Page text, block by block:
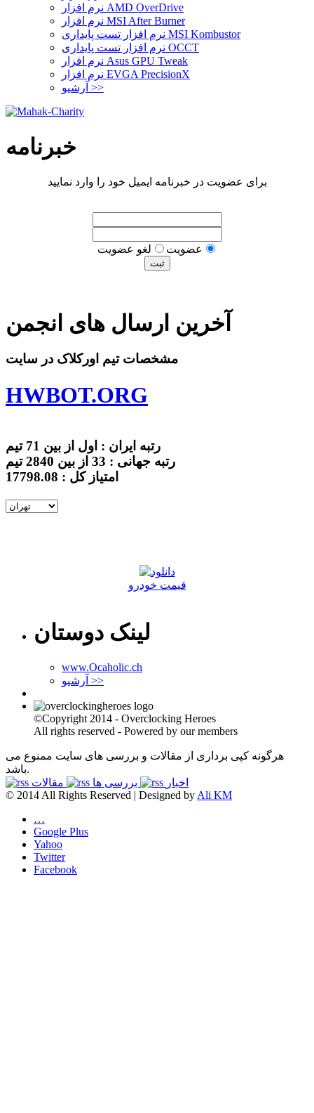
نرم افزار AMD OverDrive
نرم افزار MSI After Burner
نرم افزار تست پایداری MSI Kombustor
نرم افزار تست پایداری OCCT
نرم افزار Asus GPU Tweak
نرم افزار EVGA PrecisionX
آرشیو >>
خبرنامه
برای عضویت در خبرنامه ایمیل خود را وارد نمایید
عضويت لغو عضويت
آخرین ارسال های انجمن
مشخصات تیم اورکلاک در سایت
HWBOT.ORG
رتبه ایران : اول از بین 71 تیم
رتبه جهانی : 33 از بین 2840 تیم
امتیاز کل : 17798.08
قیمت خودرو
لینک دوستان
www.Ocaholic.ch
آرشیو >>
©Copyright 2014 - Overclocking Heroes
All rights reserved - Powered by our members
هرگونه کپی برداری از مقالات و بررسی های سایت ممنوع می
باشد.
اخبار
بررسی ها
مقالات
© 2014 All Rights Reserved | Designed by Ali KM
…
Google Plus
Yahoo
Twitter
Facebook